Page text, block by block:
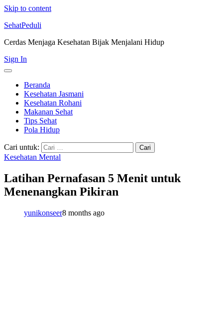
Skip to content
SehatPeduli
Cerdas Menjaga Kesehatan Bijak Menjalani Hidup
Sign In
Beranda
Kesehatan Jasmani
Kesehatan Rohani
Makanan Sehat
Tips Sehat
Pola Hidup
Cari untuk:
Kesehatan Mental
Latihan Pernafasan 5 Menit untuk
Menenangkan Pikiran
yunikonseer8 months ago